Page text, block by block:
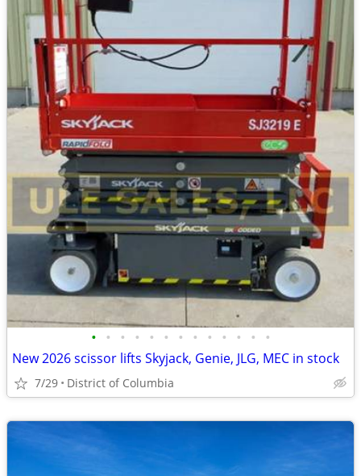
• • • • • • • • • • • • •
New 2026 scissor lifts Skyjack, Genie, JLG, MEC in stock
7/29 District of Columbia